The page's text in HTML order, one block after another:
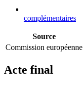
complémentaires
Source
Commission européenne
Acte final